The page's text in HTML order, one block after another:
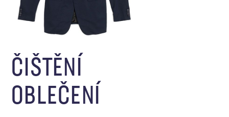
ČIŠTĚNÍ
OBLEČENÍ